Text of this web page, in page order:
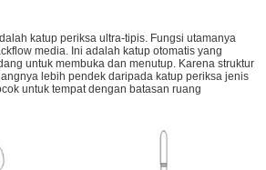
katup periksa ultra-tipis. Fungsi utamanya
media. Ini adalah katup otomatis yang
untuk membuka dan menutup. Karena struktur
lebih pendek daripada katup periksa jenis
untuk tempat dengan batasan ruang